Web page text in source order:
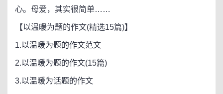
心。母爱，其实很简单……
【以温暖为题的作文(精选15篇)】
1.以温暖为题的作文范文
2.以温暖为题的作文(15篇)
3.以温暖为话题的作文